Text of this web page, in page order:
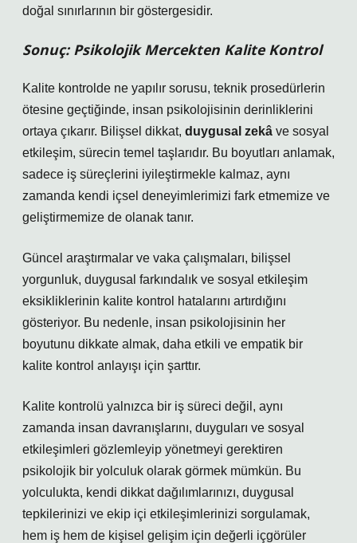
doğal sınırlarının bir göstergesidir.
Sonuç: Psikolojik Mercekten Kalite Kontrol
Kalite kontrolde ne yapılır sorusu, teknik prosedürlerin
ötesine geçtiğinde, insan psikolojisinin derinliklerini
ortaya çıkarır. Bilişsel dikkat, duygusal zekâ ve sosyal
etkileşim, sürecin temel taşlarıdır. Bu boyutları anlamak,
sadece iş süreçlerini iyileştirmekle kalmaz, aynı
zamanda kendi içsel deneyimlerimizi fark etmemize ve
geliştirmemize de olanak tanır.
Güncel araştırmalar ve vaka çalışmaları, bilişsel
yorgunluk, duygusal farkındalık ve sosyal etkileşim
eksikliklerinin kalite kontrol hatalarını artırdığını
gösteriyor. Bu nedenle, insan psikolojisinin her
boyutunu dikkate almak, daha etkili ve empatik bir
kalite kontrol anlayışı için şarttır.
Kalite kontrolü yalnızca bir iş süreci değil, aynı
zamanda insan davranışlarını, duyguları ve sosyal
etkileşimleri gözlemleyip yönetmeyi gerektiren
psikolojik bir yolculuk olarak görmek mümkün. Bu
yolculukta, kendi dikkat dağılımlarınızı, duygusal
tepkilerinizi ve ekip içi etkileşimlerinizi sorgulamak,
hem iş hem de kişisel gelişim için değerli içgörüler